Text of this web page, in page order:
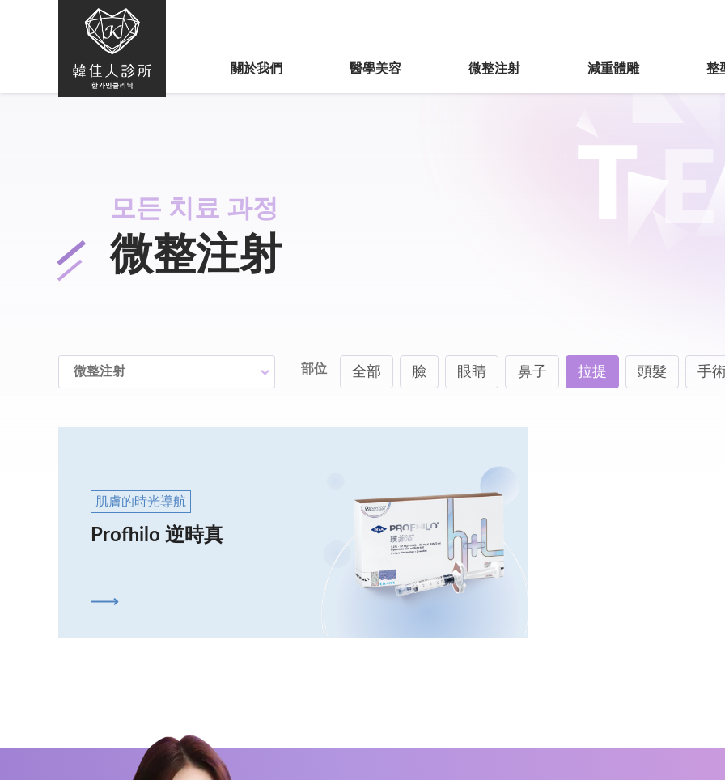
關於我們 醫學美容 微整注射 減重體雕 整
모든 치료 과정
微整注射
微整注射 部位 全部 臉 眼睛 鼻子 拉提 頭髮 手
肌膚的時光導航
Profhilo 逆時真